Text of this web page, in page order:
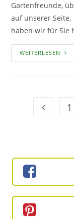
Gartenfreunde,
auf unserer
haben wir für Sie
WEITERLESEN
Geh zur1